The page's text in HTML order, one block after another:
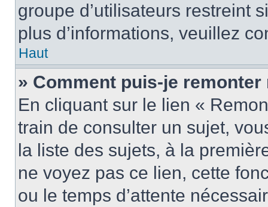
groupe d’utilisateurs restreint
plus d’informations, veuillez
Haut
» Comment puis-je
En cliquant sur le lien «
train de consulter un sujet,
la liste des sujets, à la
ne voyez pas ce lien, cette
ou le temps d’attente